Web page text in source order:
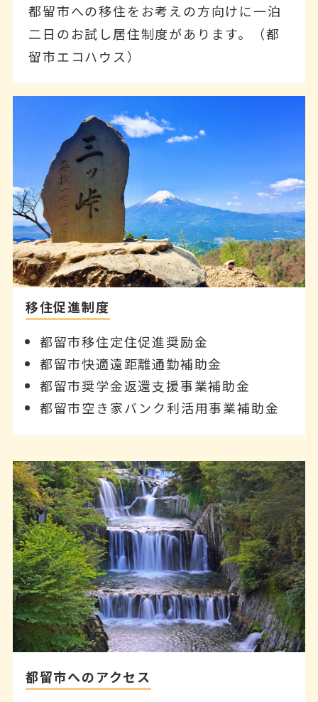
都留市への移住をお考えの方向けに一泊
二日のお試し居住制度があります。（都
留市エコハウス）
移住促進制度
都留市移住定住促進奨励金
都留市快適遠距離通勤補助金
都留市奨学金返還支援事業補助金
都留市空き家バンク利活用事業補助金
都留市へのアクセス